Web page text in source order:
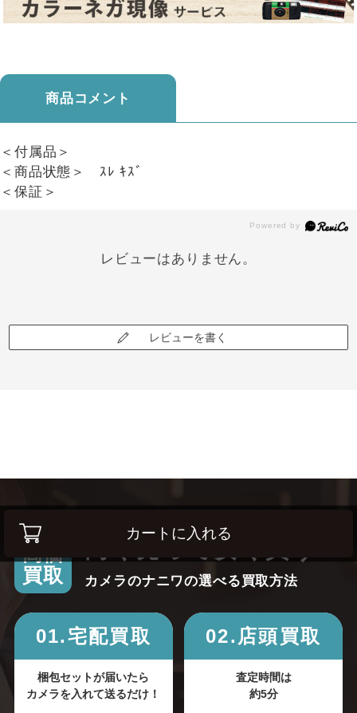
カートに入れる
商品コメント
＜付属品＞
＜商品状態＞ ｽﾚ ｷｽﾞ
＜保証＞
レビューはありません。
レビューを書く
高価
買取
高く売って安く買う！
カメラのナニワの選べる買取方法
01.宅配買取
梱包セットが届いたら
カメラを入れて送るだけ！
02.店頭買取
査定時間は
約5分